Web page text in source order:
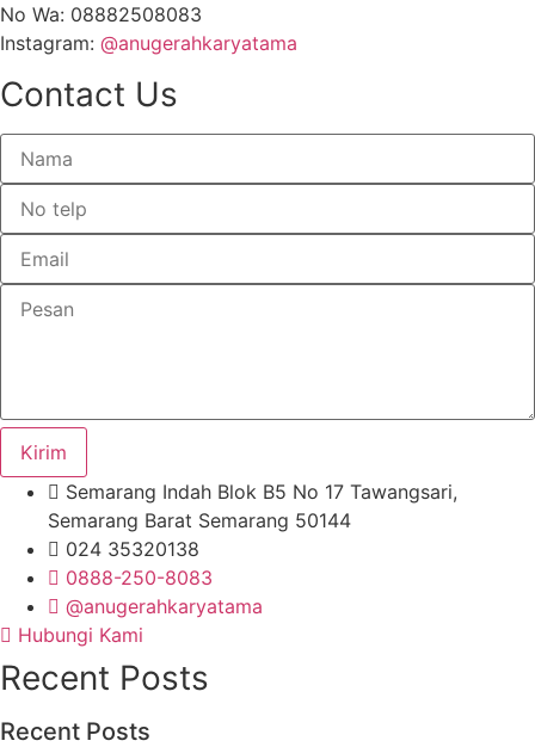
No Wa: 08882508083
Instagram: @anugerahkaryatama
Contact Us
Kirim
Semarang Indah Blok B5 No 17 Tawangsari,
Semarang Barat Semarang 50144
024 35320138
0888-250-8083
@anugerahkaryatama
Hubungi Kami
Recent Posts
Recent Posts